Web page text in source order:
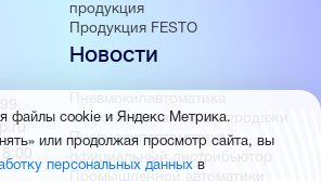
продукция
Продукция FESTO
Новости
Пневмокипавтоматика
запустила розничные продажи
Пневмокипавтоматика –
официальный дистрибьютор
Промышленной автоматики
файлы cookie и Яндекс Метрика.
или продолжая просмотр сайта, вы
персональных данных в